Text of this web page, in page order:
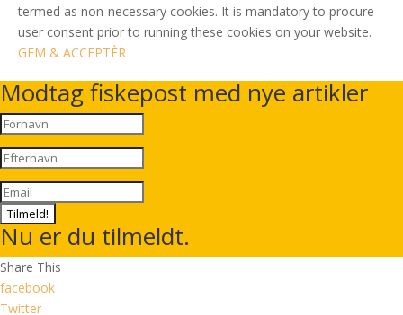
termed as non-necessary cookies. It is mandatory to procure
user consent prior to running these cookies on your website.
GEM & ACCEPTÈR
Modtag fiskepost med nye artikler
Tilmeld!
Nu er du tilmeldt.
Share This
facebook
Twitter